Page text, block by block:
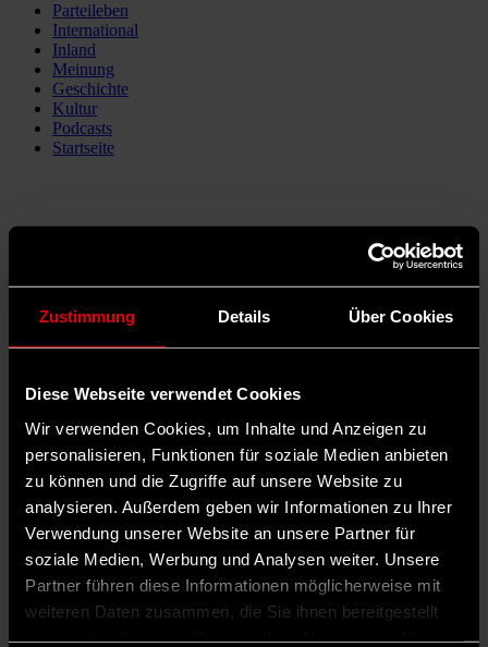
Zustimmung Details Über Cookies
Diese Webseite verwendet Cookies
Wir verwenden Cookies, um Inhalte und Anzeigen zu
personalisieren, Funktionen für soziale Medien anbieten
zu können und die Zugriffe auf unsere Website zu
analysieren. Außerdem geben wir Informationen zu Ihrer
Verwendung unserer Website an unsere Partner für
soziale Medien, Werbung und Analysen weiter. Unsere
Partner führen diese Informationen möglicherweise mit
weiteren Daten zusammen, die Sie ihnen bereitgestellt
Parteileben
International
Inland
Meinung
Geschichte
Kultur
Podcasts
Startseite